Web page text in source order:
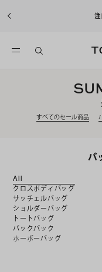
込)以上の
すべてのセール商品
バ
All
クロスボディバッグ
サッチェルバッグ
ショルダーバッグ
トートバッグ
バックパック
ホーボーバッグ